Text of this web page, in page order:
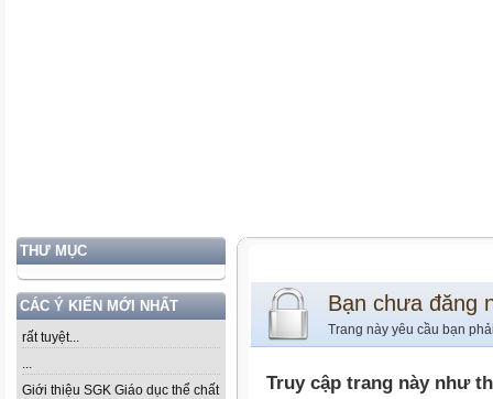
THƯ MỤC
CÁC Ý KIẾN MỚI NHẤT
rất tuyệt...
...
Giới thiệu SGK Giáo dục thể chất
Bạn chưa đăng
Trang này yêu cầu bạn
Truy cập trang này như